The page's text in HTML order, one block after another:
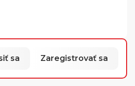
sa Zaregistrovať sa